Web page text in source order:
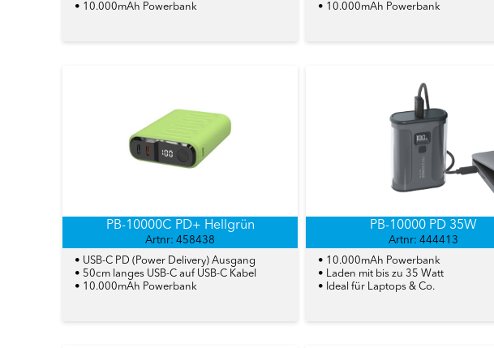
PB-10000 PD 35W
Artnr: 444413
• 10.000mAh Powerbank
• Laden mit bis zu 35 Watt
• Ideal für Laptops & Co.
PB-10000C PD+ Hellgrün
Artnr: 458438
• USB-C PD (Power Delivery) Ausgang
• 50cm langes USB-C auf USB-C Kabel
• 10.000mAh Powerbank
• 10.000mAh Powerbank
• 10.000mAh Powerbank